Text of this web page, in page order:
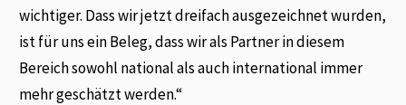
wichtiger. Dass wir jetzt dreifach ausgezeichnet wurden,
ist für uns ein Beleg, dass wir als Partner in diesem
Bereich sowohl national als auch international immer
mehr geschätzt werden.“